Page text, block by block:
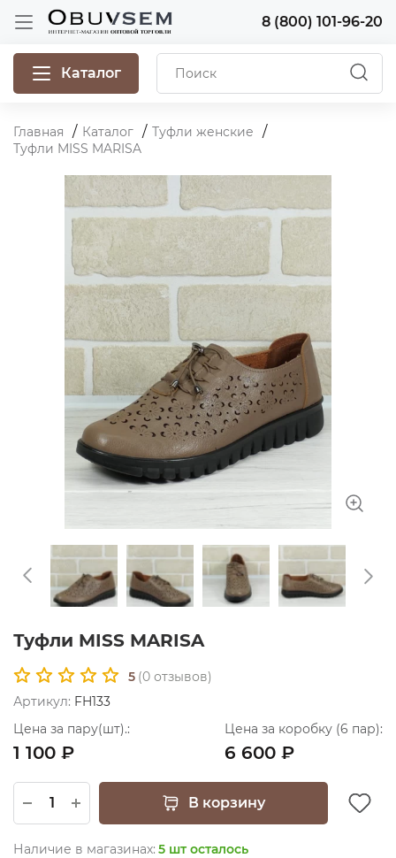
8 (800) 101-96-20
Каталог
Главная Каталог
Туфли женские
Туфли MISS MARISA
Туфли MISS MARISA
5 (0 отзывов)
Артикул: FH133
Цена за пару(шт).:
1 100 ₽
Цена за коробку (6 пар):
6 600 ₽
В корзину
Наличие в магазинах: 5 шт осталось